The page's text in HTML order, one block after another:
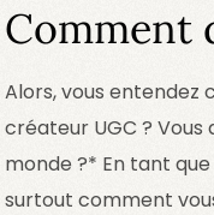
Comment
Alors, vous entendez
créateur UGC ?
monde ?* En tant
surtout comment